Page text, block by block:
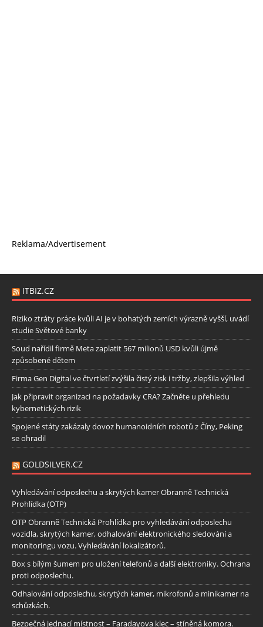
Reklama/Advertisement
ITBIZ.CZ
Riziko ztráty práce kvůli AI je v bohatých zemích výrazně vyšší, uvádí
studie Světové banky
Soud nařídil firmě Meta zaplatit 567 milionů USD kvůli újmě
způsobené dětem
Firma Gen Digital ve čtvrtletí zvýšila čistý zisk i tržby, zlepšila výhled
Jak připravit organizaci na požadavky CRA? Začněte u přehledu
kybernetických rizik
Spojené státy zakázaly dovoz humanoidních robotů z Číny, Peking
se ohradil
GOLDSILVER.CZ
Vyhledávání odposlechu a skrytých kamer Obranně Technická
Prohlídka (OTP)
OTP Obranně Technická Prohlídka pro vyhledávání odposlechu
vozidla, skrytých kamer, odhalování elektronického sledování a
monitoringu vozu. Vyhledávání lokalizátorů.
Box s bílým šumem pro uložení telefonů a další elektroniky. Ochrana
proti odposlechu.
Odhalování odposlechu, skrytých kamer, mikrofonů a minikamer na
schůzkách.
Bezpečná jednací místnost – Faradayova klec – stíněná komora.